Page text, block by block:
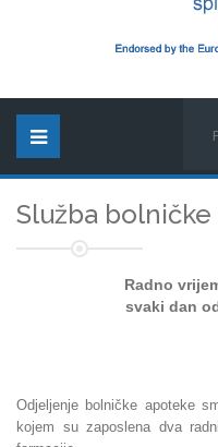
Služba
Radno
svaki dan
Odjeljenje bolničke apoteke
kojem su zaposlena dva